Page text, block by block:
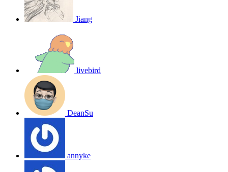
Jiang
livebird
DeanSu
annyke